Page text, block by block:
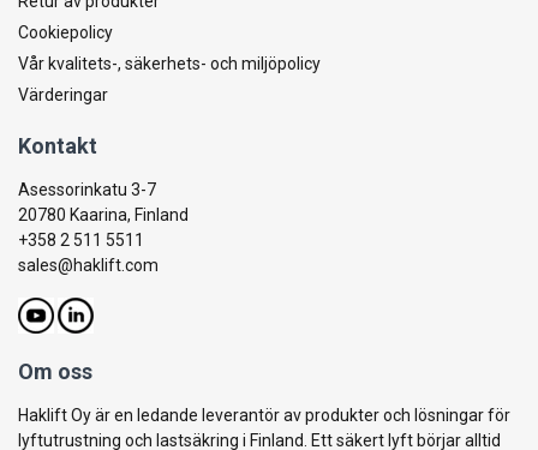
Cookiepolicy
Vår kvalitets-, säkerhets- och miljöpolicy
Värderingar
Kontakt
Asessorinkatu 3-7
20780 Kaarina, Finland
+358 2 511 5511
sales@haklift.com
Om oss
Haklift Oy är en ledande leverantör av produkter och lösningar för
lyftutrustning och lastsäkring i Finland. Ett säkert lyft börjar alltid